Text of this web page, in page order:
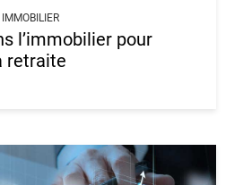
l’immobilier pour
retraite